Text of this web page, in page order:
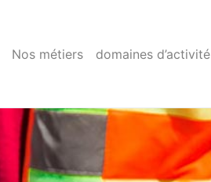
Nos métiers domaines d’activité